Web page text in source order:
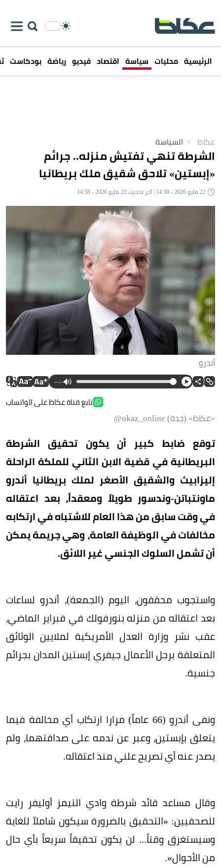
الرئيسية محليات سياسة اقتصاد فيديو رياضة بودكاست
عكاظ > السياسة
الشرطة تنهي تفتيش منزله.. جرائم
«إبستين» تلاحق شقيق ملك بريطانيا
أندرو
--:--
تابع قناة عكاظ على الواتساب
«عكاظ» (جدة) okaz_online@
توقع ضابط كبير أن يكون تحقيق الشرطة
البريطانية في قضية الابن الثاني للملكة الراحلة
إليزابيث والشقيق الأصغر لملك بريطانيا أندرو
ماونتباتن-وندسور طويلاً ومعقداً، بعد اعتقاله
في وقت سابق من هذا العام للاشتباه في ارتكابه
مخالفات في الوظيفة العامة، وهي جريمة يمكن
أن تشمل السلوك الجنسي غير اللائق.
واستجوب محققون، اليوم (الجمعة)، أندرو لساعات
بعد اعتقاله من منزله بنورفولك في فبراير الماضي،
عقب نشر وزارة العدل الأمريكية لملايين الوثائق
المتعلقة برجل الأعمال جيفري إبستين المدان بجرائم
جنسية.
ونفى أندرو (66 عاماً) مرارا ارتكاب أي مخالفة فيما
يتعلق بإبستين، وعبر عن ندمه على صداقتهما، ولم
يصدر عنه أي تصريح علني منذ اعتقاله.
وقال مساعد قائد شرطة وادي التيمز أوليفر رايت
للصحفيين: «التحقيق بالضرورة سيكون شاملاً للغاية
وسيستغرق وقتاً... لن يكون تحقيقاً سريعاً بأي حال
من الأحوال».